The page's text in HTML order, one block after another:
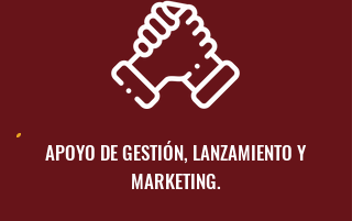
APOYO DE GESTIÓN, LANZAMIENTO Y
MARKETING.